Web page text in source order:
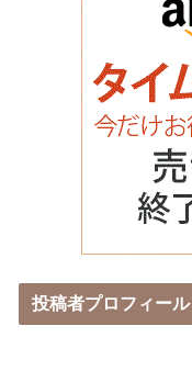
投稿者プロフィール